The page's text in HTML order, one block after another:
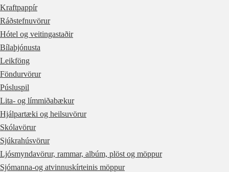
Kraftpappír
Ráðstefnuvörur
Hótel og veitingastaðir
Bílaþjónusta
Leikföng
Föndurvörur
Púsluspil
Lita- og límmiðabækur
Hjálpartæki og heilsuvörur
Skólavörur
Sjúkrahúsvörur
Ljósmyndavörur, rammar, albúm, plöst og möppur
Sjómanna-og atvinnuskírteinis möppur